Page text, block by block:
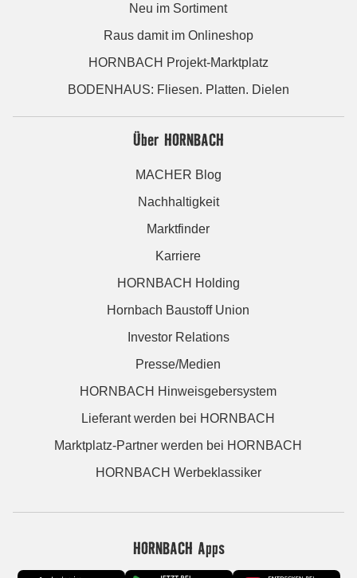
Neu im Sortiment
Raus damit im Onlineshop
HORNBACH Projekt-Marktplatz
BODENHAUS: Fliesen. Platten. Dielen
Über HORNBACH
MACHER Blog
Nachhaltigkeit
Marktfinder
Karriere
HORNBACH Holding
Hornbach Baustoff Union
Investor Relations
Presse/Medien
HORNBACH Hinweisgebersystem
Lieferant werden bei HORNBACH
Marktplatz-Partner werden bei HORNBACH
HORNBACH Werbeklassiker
HORNBACH Apps